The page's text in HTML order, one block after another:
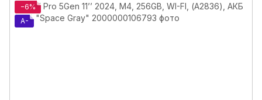
−6%
A-